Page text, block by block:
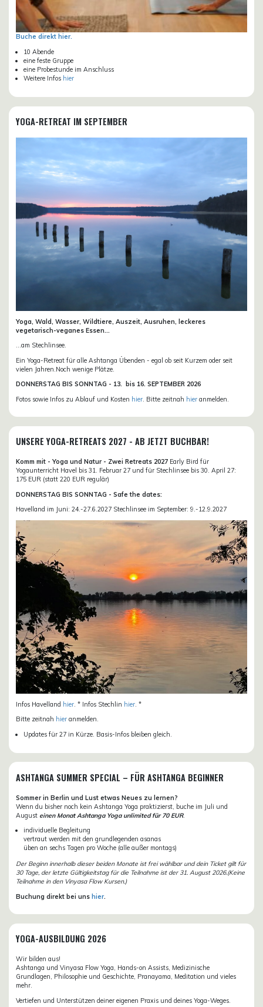
Buche direkt hier.
10 Abende
eine feste Gruppe
eine Probestunde im Anschluss
Weitere Infos hier
YOGA-RETREAT IM SEPTEMBER
Yoga, Wald, Wasser, Wildtiere, Auszeit, Ausruhen, leckeres
vegetarisch-veganes Essen...
...am Stechlinsee.
Ein Yoga-Retreat für alle Ashtanga Übenden - egal ob seit Kurzem oder seit
vielen Jahren.Noch wenige Plätze.
DONNERSTAG BIS SONNTAG - 13. bis 16. SEPTEMBER 2026
Fotos sowie Infos zu Ablauf und Kosten hier . Bitte zeitnah hier anmelden.
UNSERE YOGA-RETREATS 2027 - AB JETZT BUCHBAR!
Komm mit - Yoga und Natur - Zwei Retreats 2027 Early Bird für
Yogaunterricht Havel bis 31. Februar 27 und für Stechlinsee bis 30. April 27:
175 EUR (statt 220 EUR regulär)
DONNERSTAG BIS SONNTAG - Safe the dates:
Havelland im Juni: 24.-27.6.2027 Stechlinsee im September: 9.-12.9.2027
Infos Havelland hier . * Infos Stechlin hier . *
Bitte zeitnah hier anmelden.
Updates für 27 in Kürze. Basis-Infos bleiben gleich.
ASHTANGA SUMMER SPECIAL – FÜR ASHTANGA BEGINNER
Sommer in Berlin und Lust etwas Neues zu lernen?
Wenn du bisher noch kein Ashtanga Yoga praktizierst, buche im Juli und
August einen Monat Ashtanga Yoga unlimited für 70 EUR.
individuelle Begleitung
vertraut werden mit den grundlegenden asanas
üben an sechs Tagen pro Woche (alle außer montags)
Der Beginn innerhalb dieser beiden Monate ist frei wählbar und dein Ticket gilt für
30 Tage, der letzte Gültigkeitstag für die Teilnahme ist der 31. August 2026.(Keine
Teilnahme in den Vinyasa Flow Kursen.)
Buchung direkt bei uns hier.
YOGA-AUSBILDUNG 2026
Wir bilden aus!
Ashtanga und Vinyasa Flow Yoga, Hands-on Assists, Medizinische
Grundlagen, Philosophie und Geschichte, Pranayama, Meditation und vieles
mehr.
Vertiefen und Unterstützen deiner eigenen Praxis und deines Yoga-Weges.